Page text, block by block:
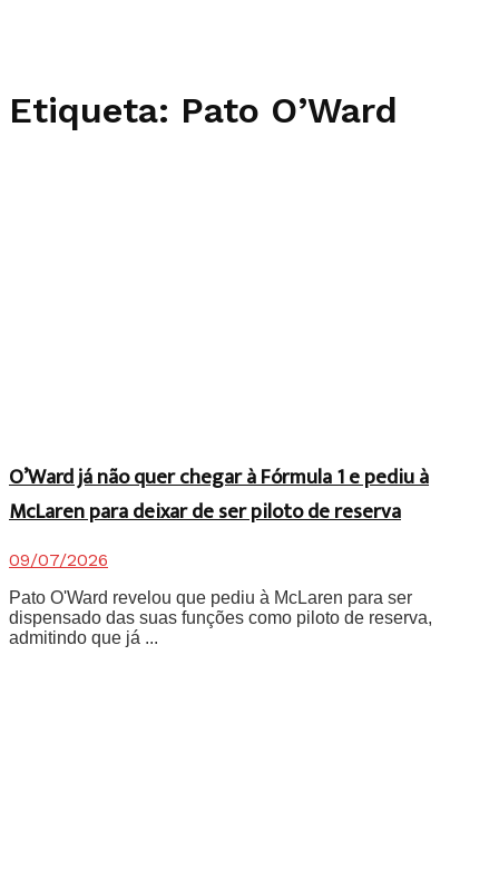
Etiqueta: Pato O’Ward
O’Ward já não quer chegar à Fórmula 1 e pediu à
McLaren para deixar de ser piloto de reserva
09/07/2026
Pato O'Ward revelou que pediu à McLaren para ser
dispensado das suas funções como piloto de reserva,
admitindo que já ...